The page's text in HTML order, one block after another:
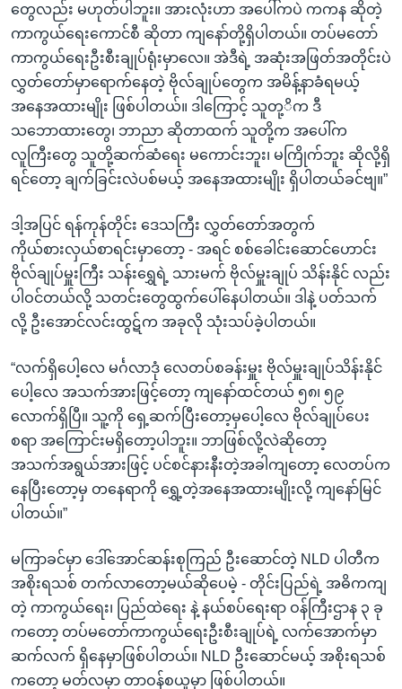
တွေလည်း မဟုတ်ပါဘူး။ အားလုံးဟာ အပေါ်ကပဲ ကကန ဆိုတဲ့
ကာကွယ်ရေးကောင်စီ ဆိုတာ ကျနော်တို့ရှိပါတယ်။ တပ်မတော်
ကာကွယ်ရေးဦးစီးချုပ်ရုံးမှာလေ။ အဲဒီရဲ့ အဆုံးအဖြတ်အတိုင်းပဲ
လွှတ်တော်မှာရောက်နေတဲ့ ဗိုလ်ချုပ်တွေက အမိန့်နာခံရမယ့်
အနေအထားမျိုး ဖြစ်ပါတယ်။ ဒါကြောင့် သူတု့ိက ဒီ
သဘောထားတွေ၊ ဘာညာ ဆိုတာထက် သူတို့က အပေါ်က
လူကြီးတွေ သူတို့ဆက်ဆံရေး မကောင်းဘူး၊ မကြိုက်ဘူး ဆိုလို့ရှိ
ရင်တော့ ချက်ခြင်းလဲပစ်မယ့် အနေအထားမျိုး ရှိပါတယ်ခင်ဗျ။”
ဒါ့အပြင် ရန်ကုန်တိုင်း ဒေသကြီး လွှတ်တော်အတွက်
ကိုယ်စားလှယ်စာရင်းမှာတော့ - အရင် စစ်ခေါင်းဆောင်ဟောင်း
ဗိုလ်ချုပ်မှူးကြီး သန်းရွှေရဲ့ သားမက် ဗိုလ်မှူးချုပ် သိန်းနိုင် လည်း
ပါဝင်တယ်လို့ သတင်းတွေထွက်ပေါ်နေပါတယ်။ ဒါနဲ့ ပတ်သက်
လို့ ဦးအောင်လင်းထွဋ်က အခုလို သုံးသပ်ခဲ့ပါတယ်။
“လက်ရှိပေါ့လေ မင်္ဂလာဒုံ လေတပ်စခန်းမှူး ဗိုလ်မှူးချုပ်သိန်းနိုင်
ပေါ့လေ အသက်အားဖြင့်တော့ ကျနော်ထင်တယ် ၅၈၊ ၅၉
လောက်ရှိပြီ။ သူ့ကို ရှေ့ဆက်ပြီးတော့မှပေါ့လေ ဗိုလ်ချုပ်ပေး
စရာ အကြောင်းမရှိတော့ပါဘူး။ ဘာဖြစ်လို့လဲဆိုတော့
အသက်အရွယ်အားဖြင့် ပင်စင်နားနီးတဲ့အခါကျတော့ လေတပ်က
နေပြီးတော့မှ တနေရာကို ရွှေ့တဲ့အနေအထားမျိုးလို့ ကျနော်မြင်
ပါတယ်။”
မကြာခင်မှာ ဒေါ်အောင်ဆန်းစုကြည် ဦးဆောင်တဲ့ NLD ပါတီက
အစိုးရသစ် တက်လာတော့မယ်ဆိုပေမဲ့ - တိုင်းပြည်ရဲ့ အဓိကကျ
တဲ့ ကာကွယ်ရေး၊ ပြည်ထဲရေး နဲ့ နယ်စပ်ရေးရာ ဝန်ကြီးဌာန ၃ ခု
ကတော့ တပ်မတော်ကာကွယ်ရေးဦးစီးချုပ်ရဲ့ လက်အောက်မှာ
ဆက်လက် ရှိနေမှာဖြစ်ပါတယ်။ NLD ဦးဆောင်မယ့် အစိုးရသစ်
ကတော့ မတ်လမှာ တာဝန်စယူမှာ ဖြစ်ပါတယ်။